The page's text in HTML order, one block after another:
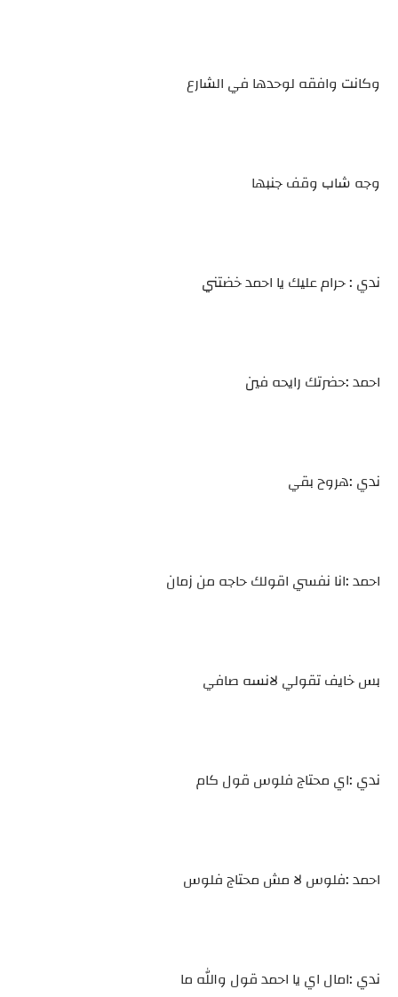
وكانت وافقه لوحدها في الشارع
وجه شاب وقف جنبها
ندي : حرام عليك يا احمد خضتني
احمد :حضرتك رايحه فين
ندي :هروح بقي
احمد :انا نفسي اقولك حاجه من زمان
بس خايف تقولي لانسه صافي
ندي :اي محتاج فلوس قول كام
احمد :فلوس لا مش محتاج فلوس
ندي :امال اي يا احمد قول والله ما